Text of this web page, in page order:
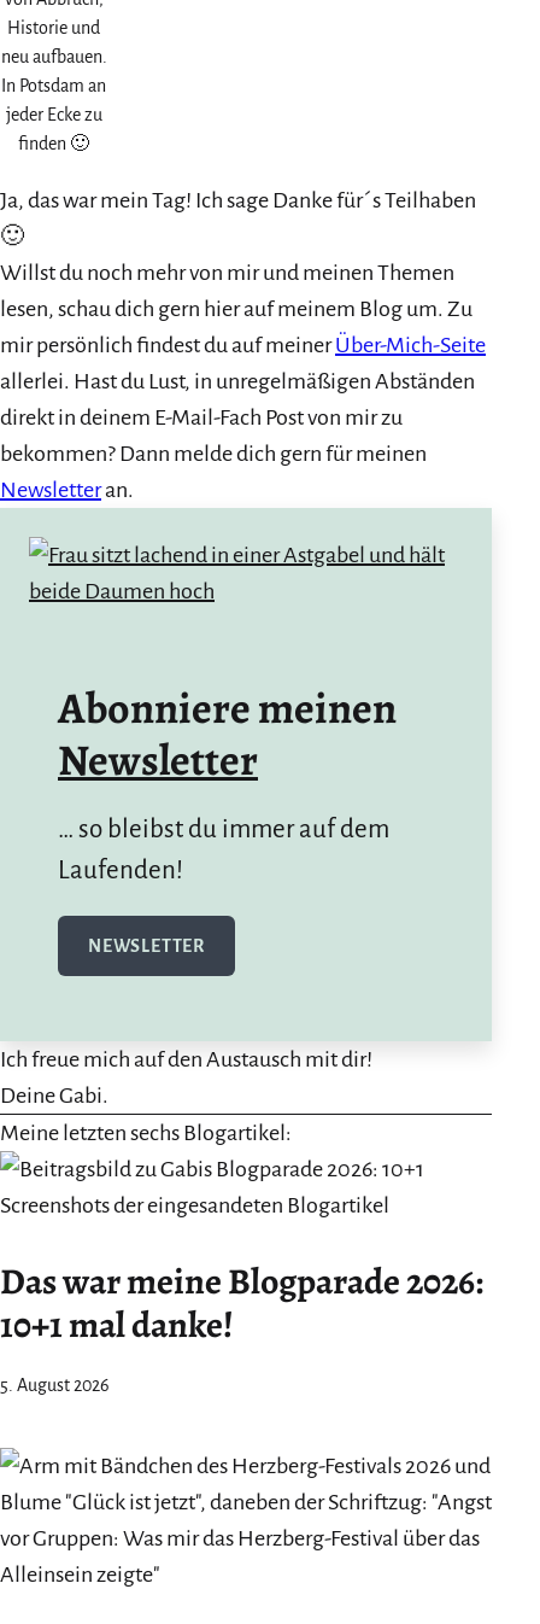
Historie und
neu aufbauen.
In Potsdam an
jeder Ecke zu
finden 🙂
Ja, das war mein Tag! Ich sage Danke für´s Teilhaben
🙂
Willst du noch mehr von mir und meinen Themen
lesen, schau dich gern hier auf meinem Blog um. Zu
mir persönlich findest du auf meinerÜber-Mich-Seite
allerlei. Hast du Lust, in unregelmäßigen Abständen
direkt in deinem E-Mail-Fach Post von mir zu
bekommen? Dann melde dich gern für meinen
Newsletteran.
Abonniere meinen
Newsletter
… so bleibst du immer auf dem
Laufenden!
NEWSLETTER
Ich freue mich auf den Austausch mit dir!
Deine Gabi.
Meine letzten sechs Blogartikel:
Das war meine Blogparade 2026:
10+1 mal danke!
5. August 2026